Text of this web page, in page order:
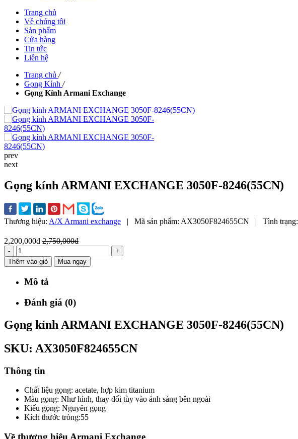
Trang chủ
Về chúng tôi
Sản phẩm
Cửa hàng
Tin tức
Liên hệ
Trang chủ /
Gọng Kính /
Gọng Kính Armani Exchange
prev
next
Gọng kính ARMANI EXCHANGE 3050F-8246(55CN)
Thương hiệu: A/X Armani exchange | Mã sản phẩm: AX3050F824655CN | Tình trạng:
2,200,000đ 2,750,000đ
-
+
Thêm vào giỏ
Mua ngay
Mô tả
Đánh giá (0)
Gọng kính ARMANI EXCHANGE 3050F-8246(55CN)
SKU: AX3050F824655CN
Thông tin
Chất liệu gọng: acetate, hợp kim titanium
Màu gọng: Như hình, thay đổi tùy vào ánh sáng bên ngoài
Kiểu gọng: Nguyên gọng
Kích thước tròng:55
Về thương hiệu Armani Exchange